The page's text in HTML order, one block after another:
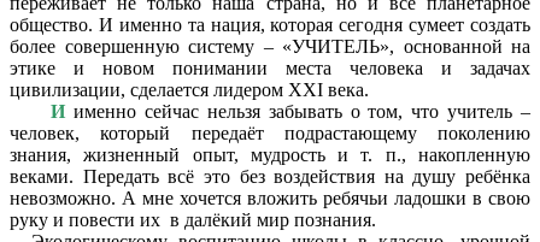
общество. И именно та нация, которая сегодня сумеет создать
более совершенную систему – «УЧИТЕЛЬ», основанной на
этике и новом понимании места человека и задачах
цивилизации, сделается лидером XXI века.
Иименно сейчас нельзя забывать о том, что учитель –
человек, который передаёт подрастающему поколению
знания, жизненный опыт, мудрость и т. п., накопленную
веками. Передать всё это без воздействия на душу ребёнка
невозможно. А мне хочется вложить ребячьи ладошки в свою
руку и повести их в далёкий мир познания.